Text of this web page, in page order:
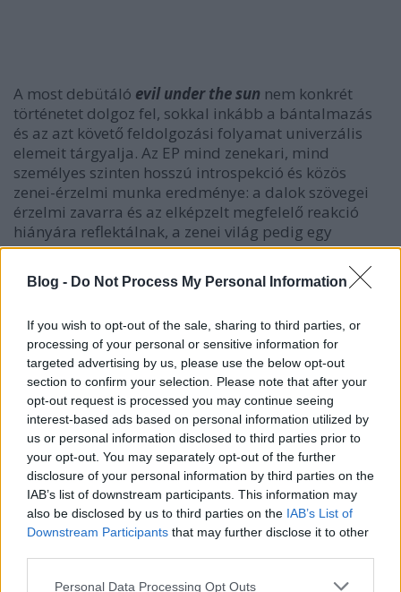
Blog - Do Not Process My Personal Information
If you wish to opt-out of the sale, sharing to third parties, or
processing of your personal or sensitive information for
targeted advertising by us, please use the below opt-out
section to confirm your selection. Please note that after your
opt-out request is processed you may continue seeing
interest-based ads based on personal information utilized by
us or personal information disclosed to third parties prior to
your opt-out. You may separately opt-out of the further
disclosure of your personal information by third parties on the
IAB’s list of downstream participants. This information may
also be disclosed by us to third parties on the IAB’s List of
Downstream Participants that may further disclose it to other
Please note that this website/app uses one or more Google
Personal Data Processing Opt Outs
A most debütáló evil under the sun nem konkrét
történetet dolgoz fel, sokkal inkább a bántalmazás
és az azt követő feldolgozási folyamat univerzális
elemeit tárgyalja. Az EP mind zenekari, mind
személyes szinten hosszú introspekció és közös
zenei-érzelmi munka eredménye: a dalok szövegei
érzelmi zavarra és az elképzelt megfelelő reakció
hiányára reflektálnak, a zenei világ pedig egy
összezavarodott, megoldásra váró mentális
állapotba rántja be az embert.
under the sunrobbanásszerű vokálrétegeivel és
változatos ritmusképleteivel érzelmi csapongást,
hullámzást mutat be, és ezt igyekszik tükrözni
Martin Wandaklipje is. Acommon manszövege a
bántalmazó és a fájdalom felé is daccal fordul,
szinte csúfolódik a múlt pátoszos elbeszéléséről,
amit a dinamikai váltások és az énekvezetés is
erősítenek: a dal kontrollvesztéssel indul, majd újult
erővel, bosszúvággyal, magabiztossággal zárul.